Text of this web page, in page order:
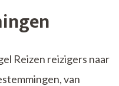
Reizen reizigers naar
van